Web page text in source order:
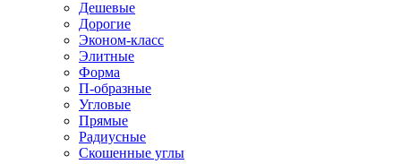
Дешевые
Дорогие
Эконом-класс
Элитные
Форма
П-образные
Угловые
Прямые
Радиусные
Скошенные углы